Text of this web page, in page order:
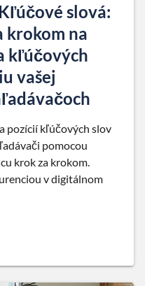
slová:
krokom na
kľúčových
vašej
pozícií kľúčových slov
pomocou
krok za krokom.
v digitálnom